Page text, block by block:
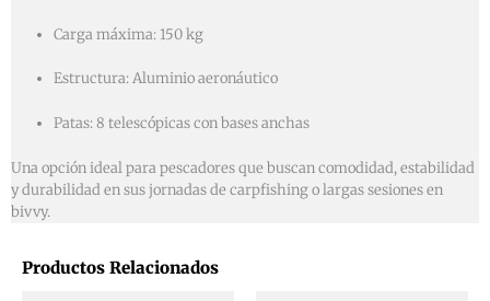
Carga máxima: 150 kg
Estructura: Aluminio aeronáutico
Patas: 8 telescópicas con bases anchas
Una opción ideal para pescadores que buscan comodidad, estabilidad
y durabilidad en sus jornadas de carpfishing o largas sesiones en
bivvy.
Productos Relacionados